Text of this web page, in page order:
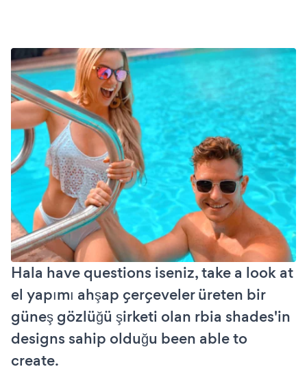
Hala have questions iseniz, take a look at
el yapımı ahşap çerçeveler üreten bir
güneş gözlüğü şirketi olan rbia shades'in
designs sahip olduğu been able to
create.